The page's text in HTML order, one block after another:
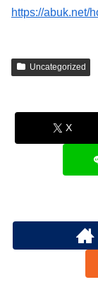
https://abuk.net/
Uncategorized
X